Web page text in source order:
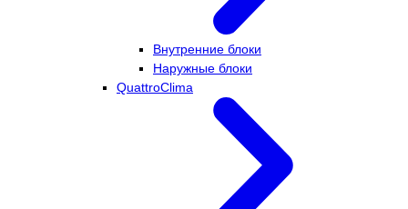
Внутренние блоки
Наружные блоки
QuattroClima